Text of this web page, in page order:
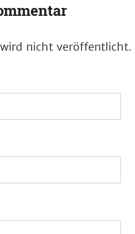
nicht veröffentlicht.